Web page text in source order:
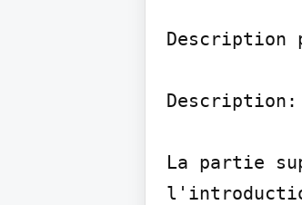
Description
Description:
La partie